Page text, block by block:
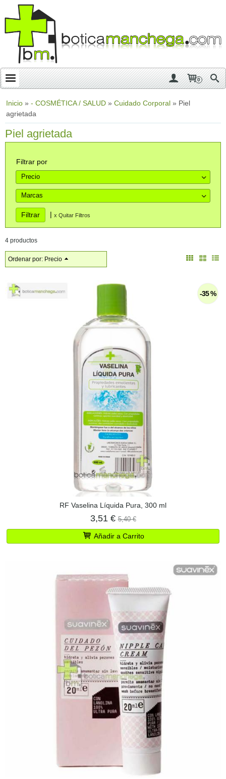
0
Inicio » - COSMÉTICA / SALUD » Cuidado Corporal » Piel
agrietada
Piel agrietada
Filtrar por
Precio
Marcas
x Quitar Filtros
4 productos
Ordenar por: Precio
-35 %
RF Vaselina Líquida Pura, 300 ml
3,51 €5,40 €
Añadir a Carrito